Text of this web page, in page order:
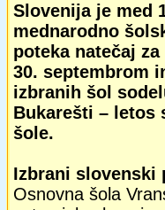
Slovenija je med
mednarodno
poteka natečaj
30. septembrom
izbranih šol
Bukarešti – letos
šole.
Izbrani slovenski
Osnovna šola